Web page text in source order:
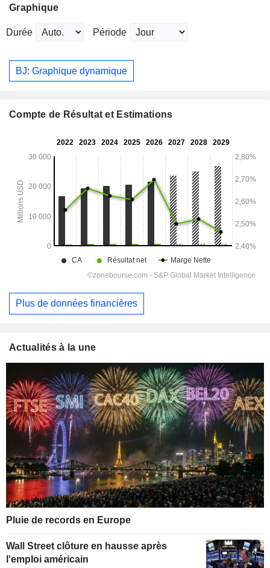
Graphique
Durée Période
BJ: Graphique dynamique
Compte de Résultat et Estimations
Plus de données financières
Actualités à la une
Pluie de records en Europe
Wall Street clôture en hausse après
l'emploi américain